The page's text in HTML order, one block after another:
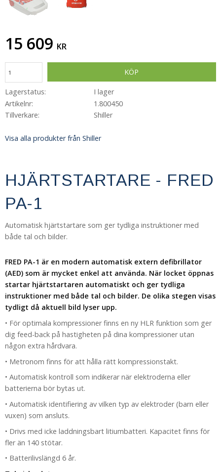
15 609 KR
KÖP
Lagerstatus
I lager
Artikelnr
1.800450
Tillverkare
Shiller
Visa alla produkter från Shiller
HJÄRTSTARTARE - FRED
PA-1
Automatisk hjärtstartare som ger tydliga instruktioner med
både tal och bilder.
FRED PA-1 är en modern automatisk extern defibrillator
(AED) som är mycket enkel att använda. När locket öppnas
startar hjärtstartaren automatiskt och ger tydliga
instruktioner med både tal och bilder. De olika stegen visas
tydligt då aktuell bild lyser upp.
• För optimala kompressioner finns en ny HLR funktion som ger
dig feed-back på hastigheten på dina kompressioner utan
någon extra hårdvara.
• Metronom finns för att hålla rätt kompressionstakt.
• Automatisk kontroll som indikerar när elektroderna eller
batterierna bör bytas ut.
• Automatisk identifiering av vilken typ av elektroder (barn eller
vuxen) som ansluts.
• Drivs med icke laddningsbart litiumbatteri. Kapacitet finns för
fler än 140 stötar.
• Batterilivslängd 6 år.